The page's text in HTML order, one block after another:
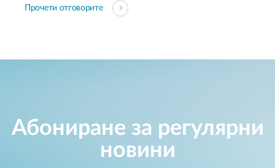
Прочети отговорите
Абониране за регулярни
новини